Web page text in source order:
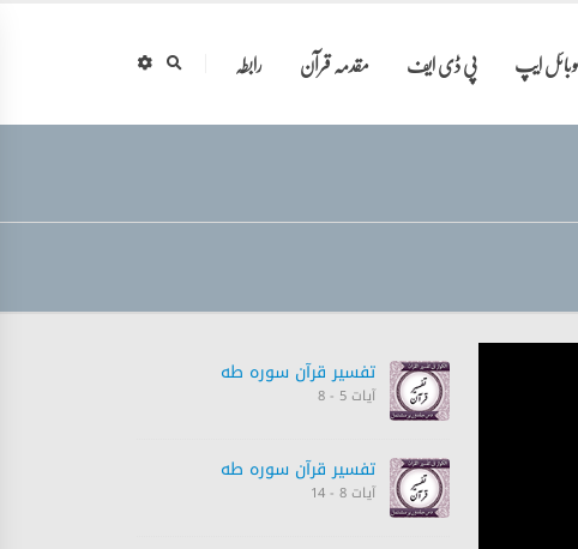
ایپ پی ڈی ایف مقدمہ قرآن
رابطہ
تفسیر قرآن سورہ ‎طه
آیات 5 - 8
تفسیر قرآن سورہ ‎طه
آیات 8 - 14